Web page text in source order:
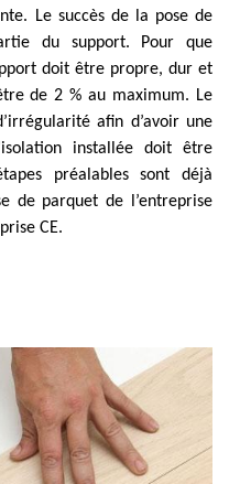
Le succès de la pose de
du support. Pour que
doit être propre, dur et
de 2 % au maximum. Le
afin d’avoir une
installée doit être
préalables sont déjà
de parquet de l’entreprise
CE.